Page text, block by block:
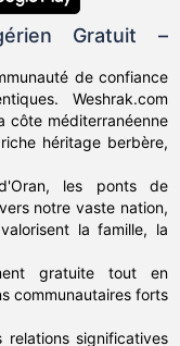
Gratuit –
de confiance
Weshrak.com
côte méditerranéenne
héritage berbère,
les ponts de
notre vaste nation,
la famille, la
gratuite tout en
communautaires forts
relations significatives